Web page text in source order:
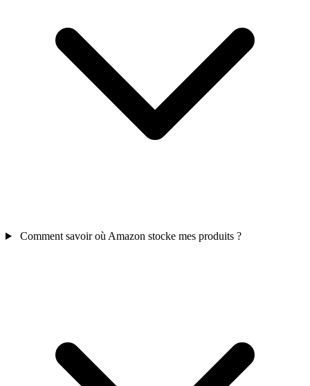
Comment savoir où Amazon stocke mes produits ?